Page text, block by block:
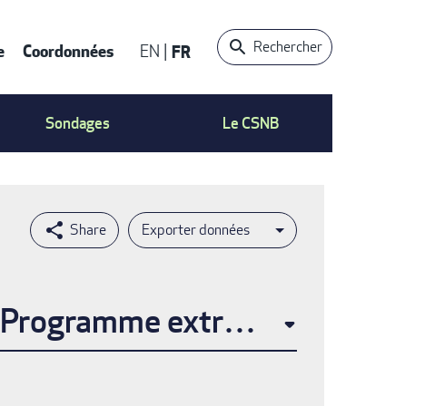
Coordonnées EN FR Rechercher
Sondages Le CSNB
Exporter données
extra mural